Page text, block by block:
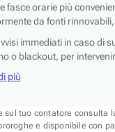
fasce orarie più
da fonti
immediati in caso di
o blackout, per
più
sul tuo contatore consulta
e disponibile con